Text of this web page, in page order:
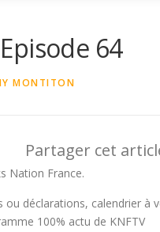
64
MONTITON
Partager cet
Nation France.
déclarations, calendrier à
100% actu de KNFTV